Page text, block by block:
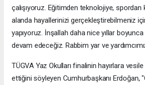
çalışıyoruz. Eğitimden teknolojiye,
alanda hayallerinizi gerçekleştirebilmeniz
yapıyoruz. İnşallah daha nice yıllar
devam edeceğiz. Rabbim yar ve
TÜGVA Yaz Okulları finalinin hayırlara
ettiğini söyleyen Cumhurbaşkanı Erdoğan,